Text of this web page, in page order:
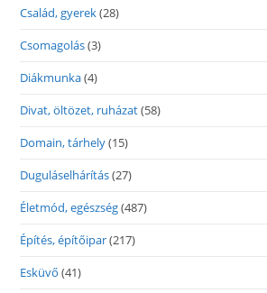
Család, gyerek(28)
Csomagolás(3)
Diákmunka(4)
Divat, öltözet, ruházat(58)
Domain, tárhely(15)
Duguláselhárítás(27)
Életmód, egészség(487)
Építés, építőipar(217)
Esküvő (41)